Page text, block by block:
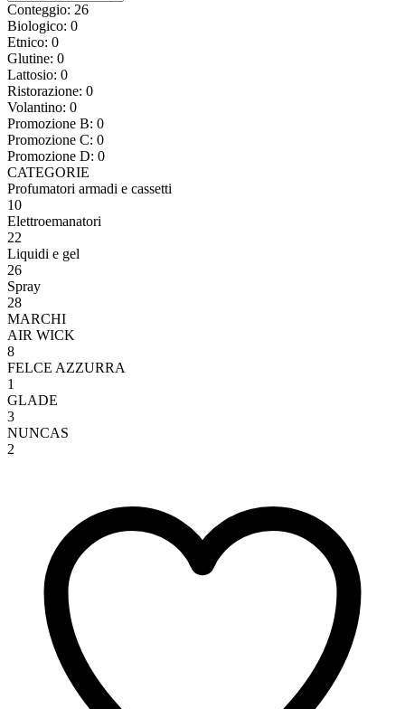
Conteggio: 26
Biologico: 0
Etnico: 0
Glutine: 0
Lattosio: 0
Ristorazione: 0
Volantino: 0
Promozione B: 0
Promozione C: 0
Promozione D: 0
CATEGORIE
Profumatori armadi e cassetti
10
Elettroemanatori
22
Liquidi e gel
26
Spray
28
MARCHI
AIR WICK
8
FELCE AZZURRA
1
GLADE
3
NUNCAS
2